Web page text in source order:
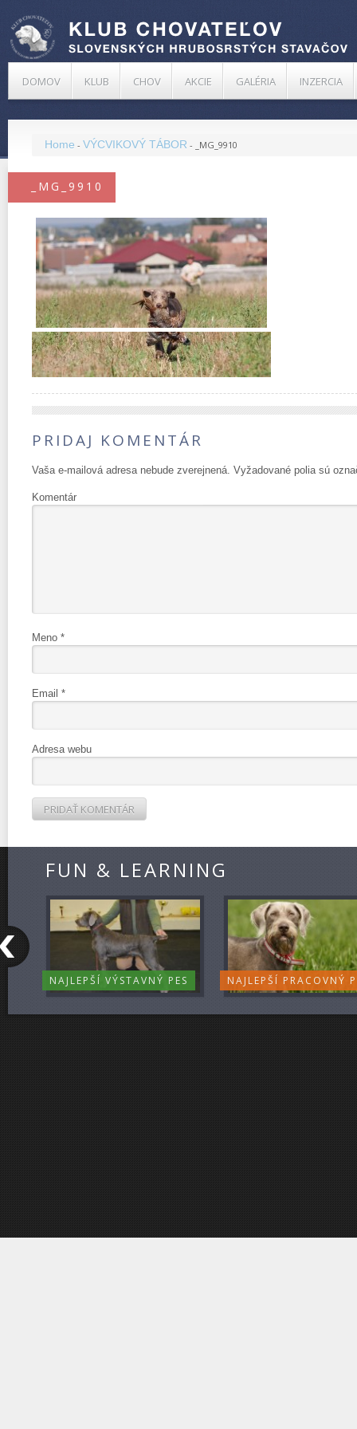
DOMOV KLUB CHOV AKCIE GALÉRIA INZERCIA
Home - VÝCVIKOVÝ TÁBOR - _MG_9910
_MG_9910
PRIDAJ KOMENTÁR
Vaša e-mailová adresa nebude zverejnená. Vyžadované polia sú
Komentár
Meno *
Email *
Adresa webu
FUN & LEARNING
NAJLEPŠÍ VÝSTAVNÝ PES NAJLEPŠÍ PRACOVNÝ